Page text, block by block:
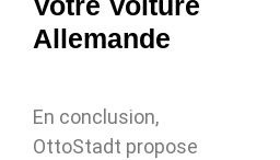
Allemande
En conclusion,
OttoStadt propose